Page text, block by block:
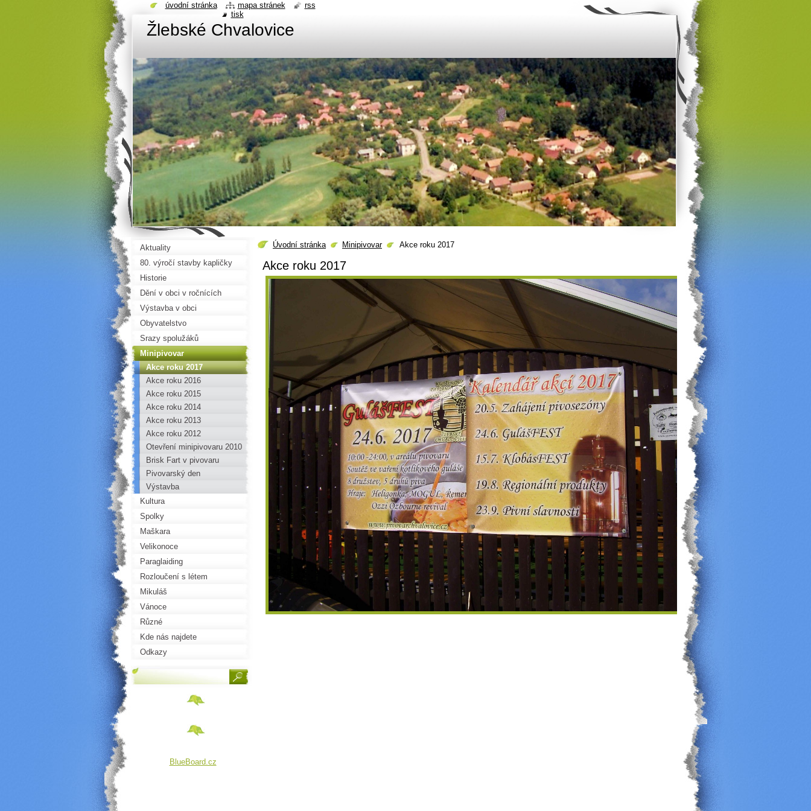
Žlebské Chvalovice
Úvodní stránka Minipivovar Akce roku 2017
Akce roku 2017
Aktuality
80. výročí stavby kapličky
Historie
Dění v obci v ročnících
Výstavba v obci
Obyvatelstvo
Srazy spolužáků
Minipivovar
Akce roku 2017
Akce roku 2016
Akce roku 2015
Akce roku 2014
Akce roku 2013
Akce roku 2012
Otevření minipivovaru 2010
Brisk Fart v pivovaru
Pivovarský den
Výstavba
Kultura
Spolky
Maškara
Velikonoce
Paraglaiding
Rozloučení s létem
Mikuláš
Vánoce
Různé
Kde nás najdete
Odkazy
BlueBoard.cz
úvodní stránka mapa stránek
rss
tisk